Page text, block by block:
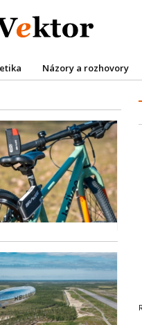
Názory a rozhovory